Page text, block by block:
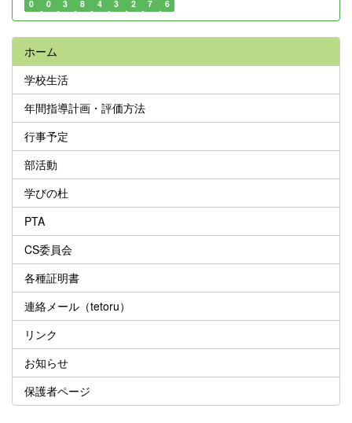
0 0 3 8 4 3 2 7 6
ホーム
学校生活
年間指導計画・評価方法
行事予定
部活動
学びの杜
PTA
CS委員会
各種証明書
連絡メール（tetoru）
リンク
お知らせ
保護者ページ